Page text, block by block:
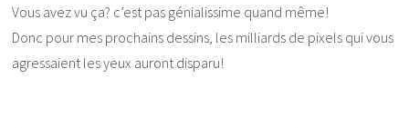
Vous avez vu ça? c’est pas génialissime quand même!
Donc pour mes prochains dessins, les milliards de pixels qui vous
agressaient les yeux auront disparu!